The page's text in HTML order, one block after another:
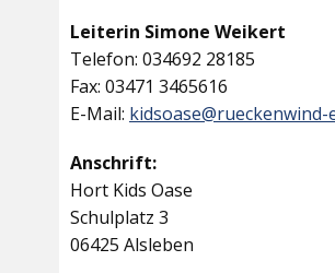
Leiterin Simone Weikert
Telefon: 034692 28185
Fax: 03471 3465616
E-Mail: kidsoase@rueckenwind-
Anschrift:
Hort Kids Oase
Schulplatz 3
06425 Alsleben